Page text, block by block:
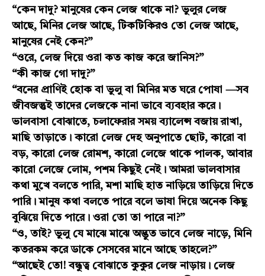
“কেন দাদু? মানুষের কেন লেজ থাকে না? ভুলুর লেজ
আছে, মিনির লেজ আছে, টিকটিকিরও তো লেজ আছে,
মানুষের নেই কেন?”
“ওরে, লেজ দিয়ে ওরা কত কাজ করে জানিস?”
“কী কাজ গো দাদু?”
“বনের প্রাণিই হোক বা ভুলু বা মিনির মত ঘরে পোষা —সব
জীবজন্তুই তাদের লেজকে নানা ভাবে ব্যবহার করে।
ভালবাসা বোঝাতে, চলাফেরার সময় ব্যালেন্স বজায় রাখা,
মাছি তাড়াতে। কারো লেজ দেহ অনুপাতে ছোট, কারো বা
বড়, কারো লেজ রোমশ, কারো লেজে থাকে পালক, আবার
কারো লেজে লোম, পশম কিছুই নেই। আমরা ভালবাসার
কথা মুখে বলতে পারি, মশা মাছি হাত নাড়িয়ে তাড়িয়ে দিতে
পারি। মানুষ কথা বলতে পারে বলে ভাষা দিয়ে অনেক কিছু
বুঝিয়ে দিতে পারে। ওরা তো তা পারে না?”
“ও, তাই? ভুলু যে মাঝে মাঝে অদ্ভুত ভাবে লেজ নাড়ে, মিনি
কতরকম করে ডাকে সেসবের মানে আছে তাহলে?”
“আছেই তো! বন্ধুত্ব বোঝাতে কুকুর লেজ নাড়ায়। লেজ